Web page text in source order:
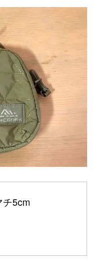
チ5cm